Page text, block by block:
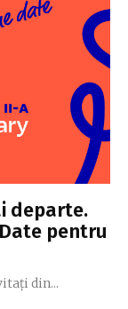
departe.
pentru
din...